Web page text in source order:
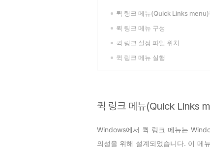
퀵 링크 메뉴(Quick Links
퀵 링크 메뉴 구성
퀵 링크 설정 파일 위치
퀵 링크 메뉴 실행
퀵 링크 메뉴(Quick Links
Windows에서 퀵 링크 메뉴는
의성을 위해 설계되었습니다. 이 메